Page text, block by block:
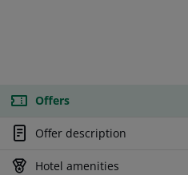
Offers
Offer description
Hotel amenities